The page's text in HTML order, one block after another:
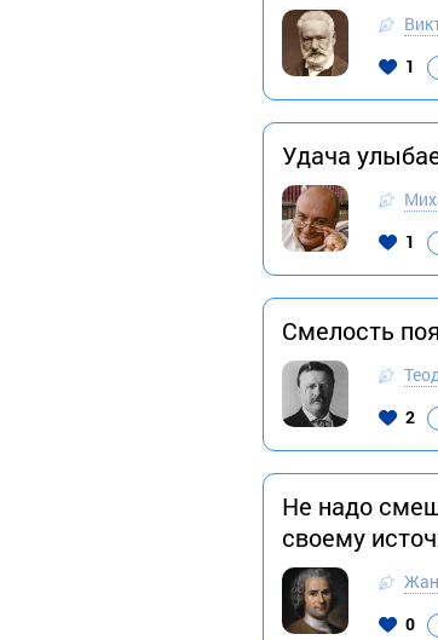
1
Удача
1
Смелость
2
Не надо
своему
0